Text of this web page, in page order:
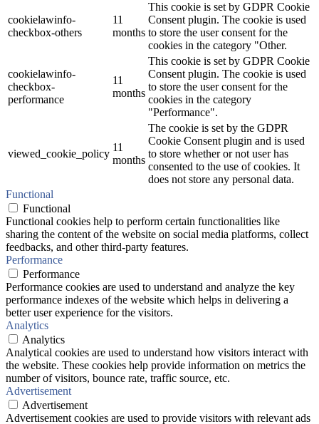
cookielawinfo-
checkbox-others
11
months
This cookie is set by GDPR Cookie
Consent plugin. The cookie is used
to store the user consent for the
cookies in the category "Other.
cookielawinfo-
checkbox-
performance
11
months
This cookie is set by GDPR Cookie
Consent plugin. The cookie is used
to store the user consent for the
cookies in the category
"Performance".
viewed_cookie_policy
11
months
The cookie is set by the GDPR
Cookie Consent plugin and is used
to store whether or not user has
consented to the use of cookies. It
does not store any personal data.
Functional
Functional
Functional cookies help to perform certain functionalities like
sharing the content of the website on social media platforms, collect
feedbacks, and other third-party features.
Performance
Performance
Performance cookies are used to understand and analyze the key
performance indexes of the website which helps in delivering a
better user experience for the visitors.
Analytics
Analytics
Analytical cookies are used to understand how visitors interact with
the website. These cookies help provide information on metrics the
number of visitors, bounce rate, traffic source, etc.
Advertisement
Advertisement
Advertisement cookies are used to provide visitors with relevant ads